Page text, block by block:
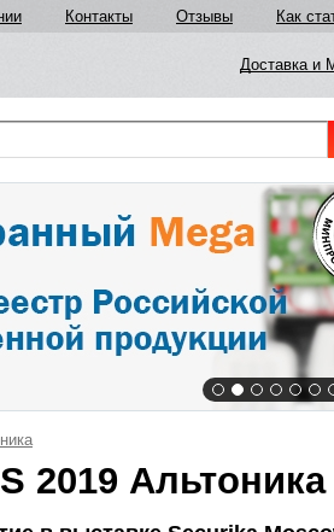
Контакты Отзывы Как
Доставка и
2019 Альтоника